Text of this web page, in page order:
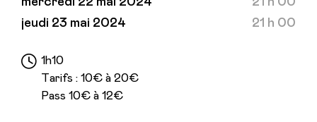
jeudi 23 mai 2024
21 h 00
1h10
Tarifs : 10€ à 20€
Pass 10€ à 12€